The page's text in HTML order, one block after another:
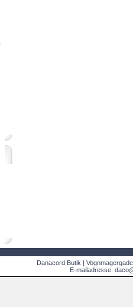
Danacord Butik |
E-mailadresse: